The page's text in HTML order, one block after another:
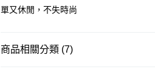
悠遊付
全盈+PAY
單又休閒，不失時尚
商品相關分類 (7)